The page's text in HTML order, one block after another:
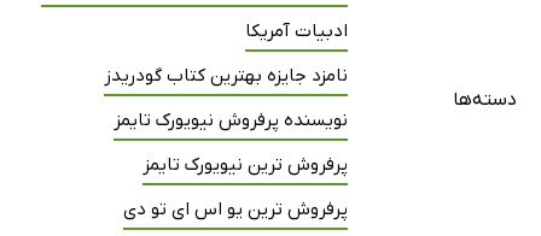
دسته‌ها
ادبیات آمریکا
نامزد جایزه بهترین کتاب گودریدز
نویسنده پرفروش نیویورک تایمز
پرفروش ترین نیویورک تایمز
پرفروش ترین یو اس ای تو دی